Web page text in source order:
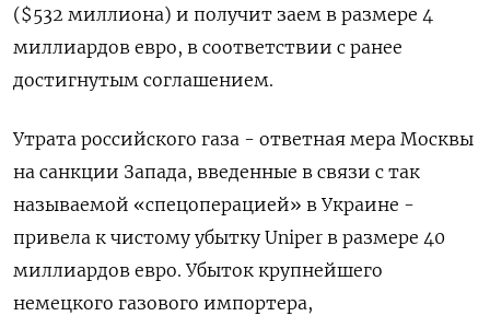
($532 миллиона) и получит заем в размере 4
миллиардов евро, в соответствии с ранее
достигнутым соглашением.
Утрата российского газа - ответная мера Москвы
на санкции Запада, введенные в связи с так
называемой «спецоперацией» в Украине -
привела к чистому убытку Uniper в размере 40
миллиардов евро. Убыток крупнейшего
немецкого газового импортера,